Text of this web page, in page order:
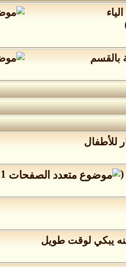
بالقسم
للأطفال
(
1
يبكي لوقت طويل